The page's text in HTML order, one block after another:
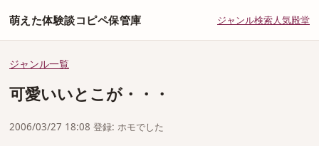
萌えた体験談コピペ保管庫 ジャンル検索人気殿堂
ジャンル一覧
可愛いいとこが・・・
2006/03/27 18:08 登録: ホモでした